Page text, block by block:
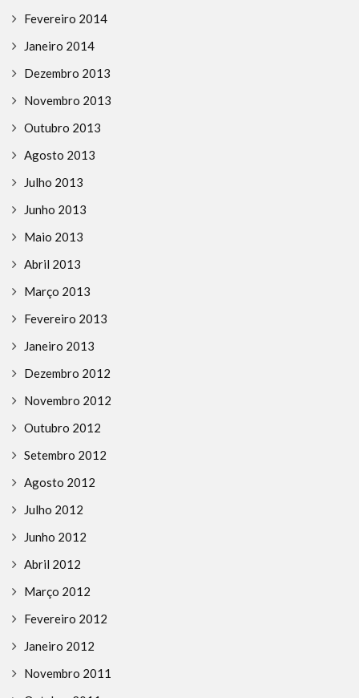
Fevereiro 2014
Janeiro 2014
Dezembro 2013
Novembro 2013
Outubro 2013
Agosto 2013
Julho 2013
Junho 2013
Maio 2013
Abril 2013
Março 2013
Fevereiro 2013
Janeiro 2013
Dezembro 2012
Novembro 2012
Outubro 2012
Setembro 2012
Agosto 2012
Julho 2012
Junho 2012
Abril 2012
Março 2012
Fevereiro 2012
Janeiro 2012
Novembro 2011